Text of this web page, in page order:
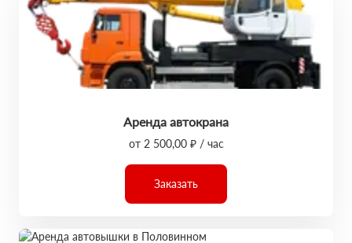
Аренда автокрана
от 2 500,00 ₽ / час
Заказать